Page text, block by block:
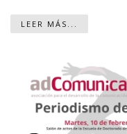
LEER MÁS...